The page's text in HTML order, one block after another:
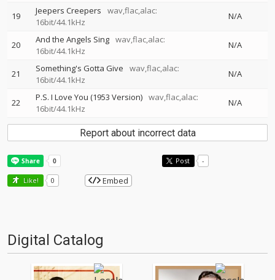
19 Jeepers Creepers
wav,flac,alac:
16bit/44.1kHz
N/A
20 And the Angels Sing wav,flac,alac:
16bit/44.1kHz
N/A
21 Something's Gotta Give
wav,flac,alac:
16bit/44.1kHz
N/A
22 P.S. I Love You (1953 Version) wav,flac,alac:
16bit/44.1kHz
N/A
Report about incorrect data
Post -
Like! 0 Embed
Digital Catalog